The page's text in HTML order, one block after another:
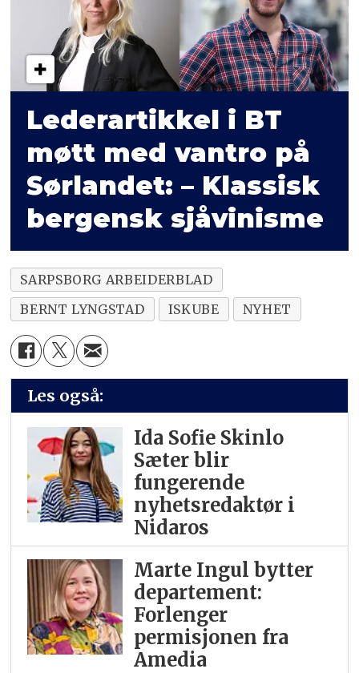
Lederartikkel i BT
møtt med vantro på
Sørlandet: – Klassisk
bergensk sjåvinisme
SARPSBORG ARBEIDERBLAD
BERNT LYNGSTAD
ISKUBE NYHET
Les også:
Ida Sofie Skinlo
Sæter blir
fungerende
nyhetsredaktør i
Nidaros
Marte Ingul bytter
departement:
Forlenger
permisjonen fra
Amedia